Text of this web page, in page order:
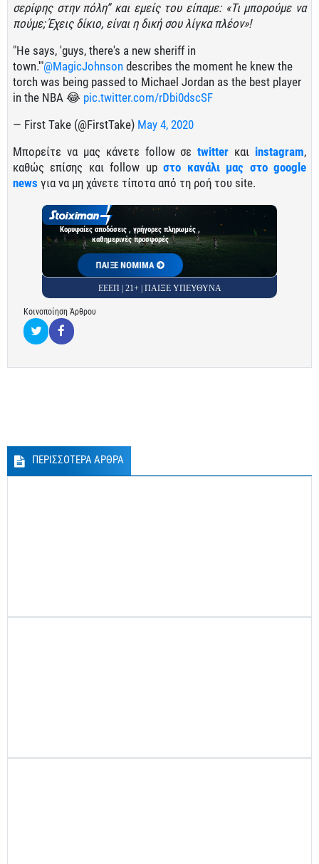
σερίφης στην πόλη” και εμείς του είπαμε: «Τι μπορούμε να
πούμε; Έχεις δίκιο, είναι η δική σου λίγκα πλέον»!
"He says, 'guys, there's a new sheriff in
town.'"@MagicJohnson describes the moment he knew the
torch was being passed to Michael Jordan as the best player
in the NBA 😂 pic.twitter.com/rDbi0dscSF
— First Take (@FirstTake) May 4, 2020
Μπορείτε να μας κάνετε follow σεtwitter και instagram,
καθώς επίσης και follow upστο κανάλι μας στο google
news για να μη χάνετε τίποτα από τη ροή του site.
Κορυφαίες αποδόσεις , γρήγορες πληρωμές ,
καθημερινές προσφορές
ΠΑΙΞΕ ΝΟΜΙΜΑ
ΕΕΕΠ | 21+ | ΠΑΙΞΕ ΥΠΕΥΘΥΝΑ
Κοινοποίηση Άρθρου
ΠΕΡΙΣΣΟΤΕΡΑ ΑΡΘΡΑ